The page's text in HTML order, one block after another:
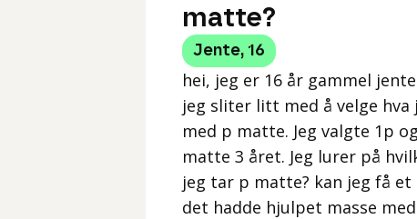
matte?
Jente, 16
hei, jeg er 16 år gammel
jeg sliter litt med å velge
med p matte. Jeg valgte 1p
matte 3 året. Jeg lurer på
jeg tar p matte? kan jeg få
det hadde hjulpet masse